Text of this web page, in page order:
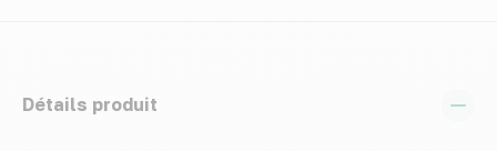
Détails produit